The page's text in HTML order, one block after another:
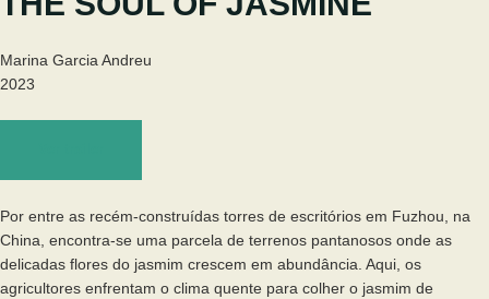
Marina Garcia Andreu
2023
Por entre as recém-construídas torres de escritórios em Fuzhou, na
China, encontra-se uma parcela de terrenos pantanosos onde as
delicadas flores do jasmim crescem em abundância. Aqui, os
agricultores enfrentam o clima quente para colher o jasmim de